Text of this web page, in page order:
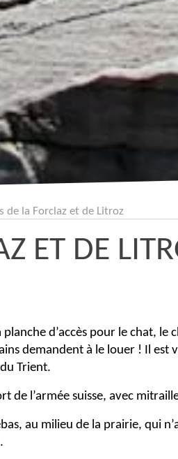
de la Forclaz et de Litroz
ET DE
d’accès pour le chat, le
demandent à le louer ! Il est
Trient.
de l’armée suisse, avec
au milieu de la prairie, qui